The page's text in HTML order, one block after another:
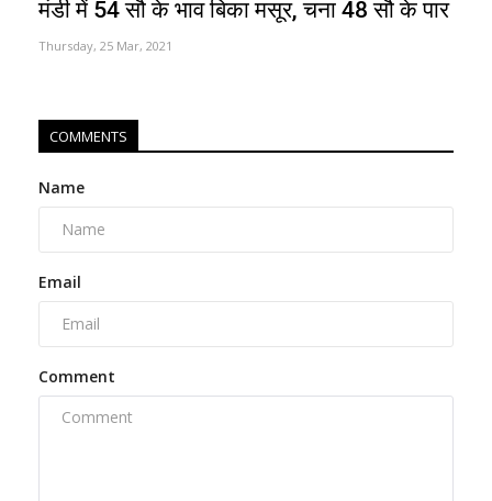
मंडी में 54 सौ के भाव बिका मसूर, चना 48 सौ के पार
Thursday, 25 Mar, 2021
COMMENTS
Name
Email
Comment